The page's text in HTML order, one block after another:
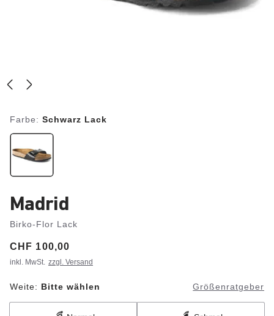
Farbe: Schwarz Lack
Madrid
Birko-Flor Lack
Price:
CHF 100,00
inkl. MwSt. zzgl. Versand
Weite: Bitte wählen Größenratgeber